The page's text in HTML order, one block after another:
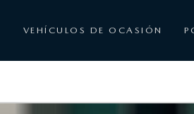
VEHÍCULOS DE OCASIÓN